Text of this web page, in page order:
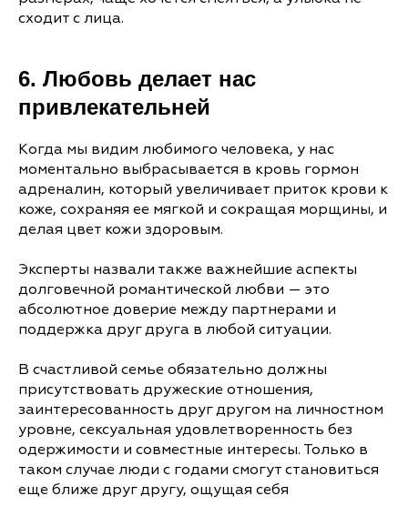
сходит с лица.
6. Любовь делает нас
привлекательней
Когда мы видим любимого человека, у нас
моментально выбрасывается в кровь гормон
адреналин, который увеличивает приток крови к
коже, сохраняя ее мягкой и сокращая морщины, и
делая цвет кожи здоровым.
Эксперты назвали также важнейшие аспекты
долговечной романтической любви — это
абсолютное доверие между партнерами и
поддержка друг друга в любой ситуации.
В счастливой семье обязательно должны
присутствовать дружеские отношения,
заинтересованность друг другом на личностном
уровне, сексуальная удовлетворенность без
одержимости и совместные интересы. Только в
таком случае люди с годами смогут становиться
еще ближе друг другу, ощущая себя